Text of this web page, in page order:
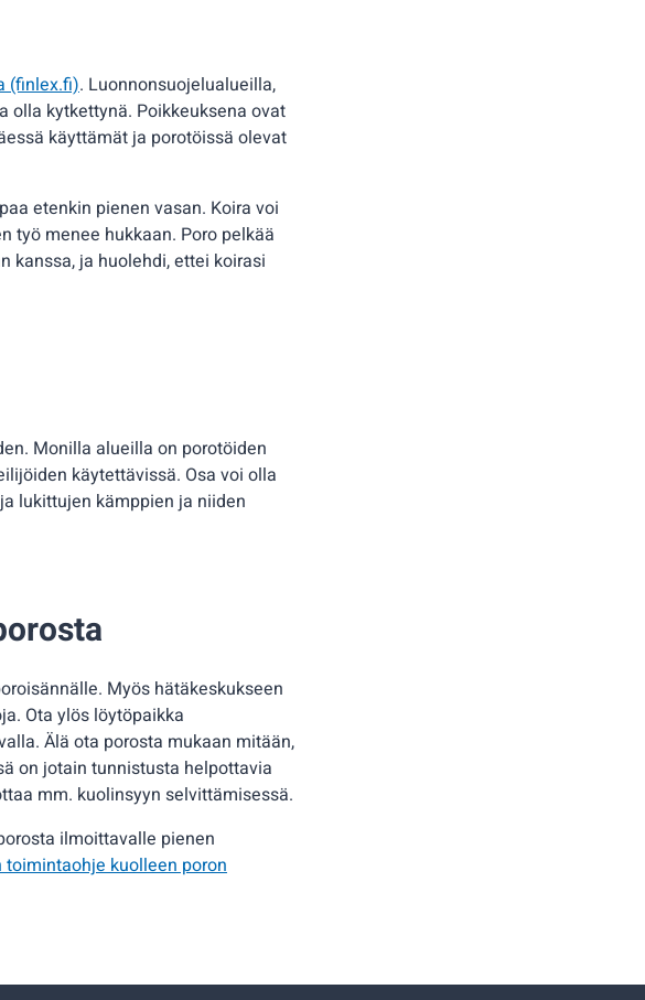
(finlex.fi). Luonnonsuojelualueilla,
olla kytkettynä. Poikkeuksena ovat
käyttämät ja porotöissä olevat
etenkin pienen vasan. Koira voi
työ menee hukkaan. Poro pelkää
kanssa, ja huolehdi, ettei koirasi
Monilla alueilla on porotöiden
käytettävissä. Osa voi olla
lukittujen kämppien ja niiden
Myös hätäkeskukseen
Ota ylös löytöpaikka
Älä ota porosta mukaan mitään,
on jotain tunnistusta helpottavia
mm. kuolinsyyn selvittämisessä.
ilmoittavalle pienen
kuolleen poron